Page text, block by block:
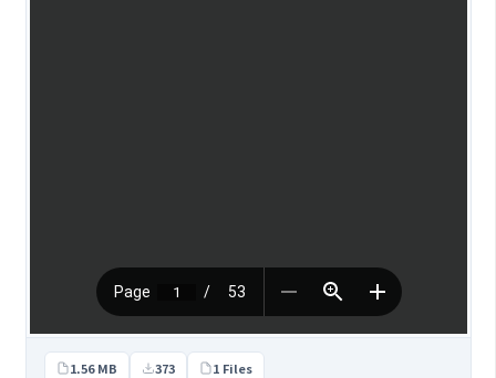
1.56 MB 373 1 Files